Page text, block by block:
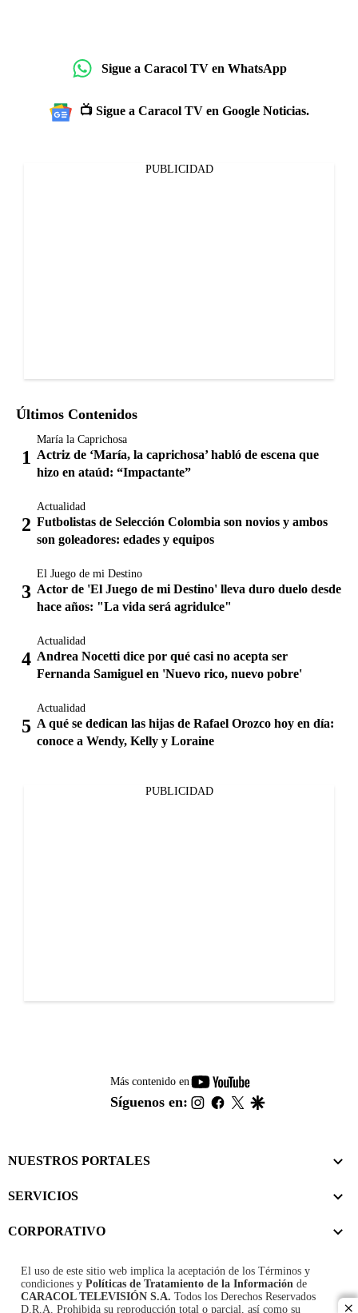
Sigue a Caracol TV en WhatsApp
📺 Sigue a Caracol TV en Google Noticias.
PUBLICIDAD
Últimos Contenidos
María la Caprichosa
Actriz de ‘María, la caprichosa’ habló de escena que
hizo en ataúd: “Impactante”
Actualidad
Futbolistas de Selección Colombia son novios y ambos
son goleadores: edades y equipos
El Juego de mi Destino
Actor de 'El Juego de mi Destino' lleva duro duelo desde
hace años: "La vida será agridulce"
Actualidad
Andrea Nocetti dice por qué casi no acepta ser
Fernanda Samiguel en 'Nuevo rico, nuevo pobre'
Actualidad
A qué se dedican las hijas de Rafael Orozco hoy en día:
conoce a Wendy, Kelly y Loraine
PUBLICIDAD
Más contenido en
youtube-
footer
Síguenos en: instagram
facebook
twitter
NUESTROS PORTALES
SERVICIOS
CORPORATIVO
El uso de este sitio web implica la aceptación de los Términos y
condiciones y Políticas de Tratamiento de la Información de
CARACOL TELEVISIÓN S.A. Todos los Derechos Reservados
D.R.A. Prohibida su reproducción total o parcial, así como su